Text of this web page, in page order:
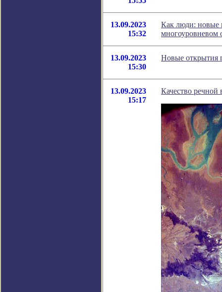
13.09.2023
15:32
Как люди: новые
многоуровневом
13.09.2023
15:30
Новые открытия
13.09.2023
15:17
Качество речной